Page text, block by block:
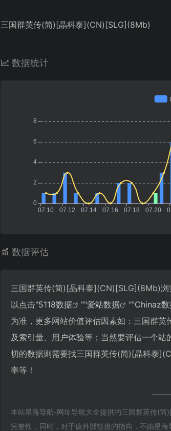
三国群英传(简)[晶科泰](CN)[SLG](8Mb)
数据统计
数据评估
三国群英传(简)[晶科泰](CN)[SLG](8Mb)浏
以点击"5118数据 ""爱站数据 ""Chinaz
为准，更多网站价值评估因素如：三国群
及索引量、用户体验等；当然要评估一个
切的数据则需要找三国群英传(简)[晶科泰
率等！
本站星海导航-网址导航大全提供的三国群英传(
完整性，同时，对于该外部链接的指向，不由星